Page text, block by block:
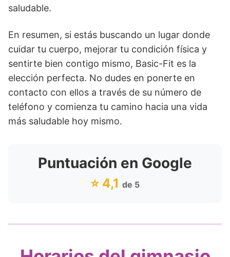
saludable.
En resumen, si estás buscando un lugar donde
cuidar tu cuerpo, mejorar tu condición física y
sentirte bien contigo mismo, Basic-Fit es la
elección perfecta. No dudes en ponerte en
contacto con ellos a través de su número de
teléfono y comienza tu camino hacia una vida
más saludable hoy mismo.
Puntuación en Google
⭐ 4,1 de 5